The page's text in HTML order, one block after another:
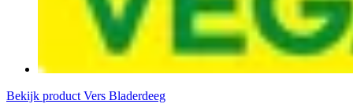
Bekijk product Vers Bladerdeeg